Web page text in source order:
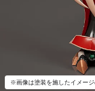
※画像は塗装を施したイメージ